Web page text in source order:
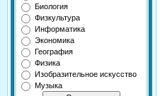
Биология
Физкультура
Информатика
Экономика
География
Физика
Изобразительное искусство
Музыка